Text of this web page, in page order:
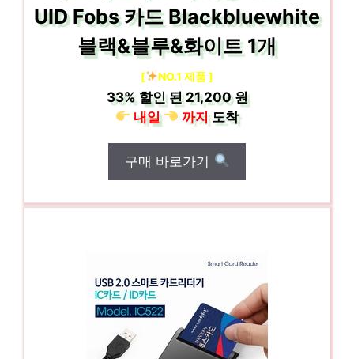
UID Fobs 카드 Blackbluewhite
블랙&블루&화이트 1개
[ NO.1 제품 ]
33%할인 된21,200 원
내일
까지도착
구매 바로가기